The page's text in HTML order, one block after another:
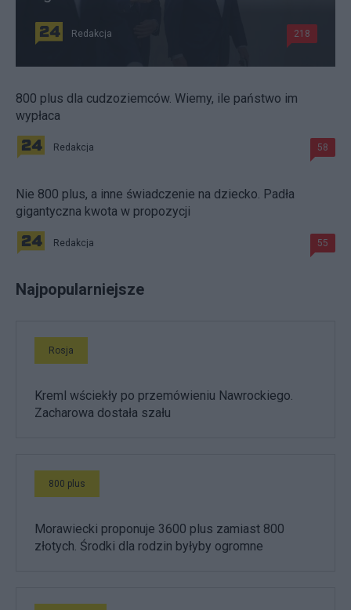
Redakcja 218
800 plus dla cudzoziemców. Wiemy, ile państwo im
wypłaca
Redakcja 58
Nie 800 plus, a inne świadczenie na dziecko. Padła
gigantyczna kwota w propozycji
Redakcja 55
Najpopularniejsze
Rosja
Kreml wściekły po przemówieniu Nawrockiego.
Zacharowa dostała szału
800 plus
Morawiecki proponuje 3600 plus zamiast 800
złotych. Środki dla rodzin byłyby ogromne